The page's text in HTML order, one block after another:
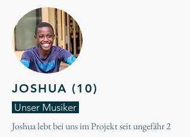
JOSHUA (10)
Unser Musiker
Joshua lebt bei uns im Projekt seit ungefähr 2